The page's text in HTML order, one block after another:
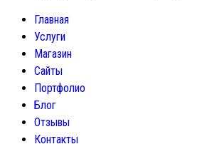
Главная
Услуги
Магазин
Сайты
Портфолио
Блог
Отзывы
Контакты